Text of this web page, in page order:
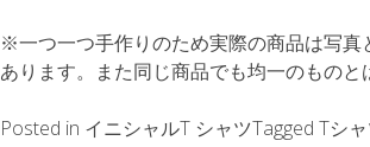
※一つ一つ手作りのため実際の商品は写真
あります。また同じ商品でも均一のものと
Posted in イニシャルT シャツTagged Tシ